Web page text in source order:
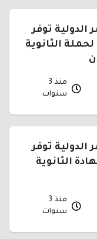
الدولية توفر
لحملة الثانوية
منذ 3
سنوات
الدولية توفر
الثانوية
منذ 3
سنوات